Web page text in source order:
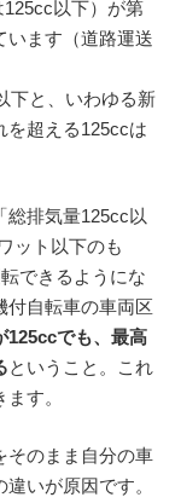
125cc以下）が第
います（道路運送
下と、いわゆる新
を超える125ccは
総排気量125cc以
ット以下のも
できるようにな
付自転車の車両区
125ccでも、最高
ということ。これ
す。
そのまま自分の車
いが原因です。